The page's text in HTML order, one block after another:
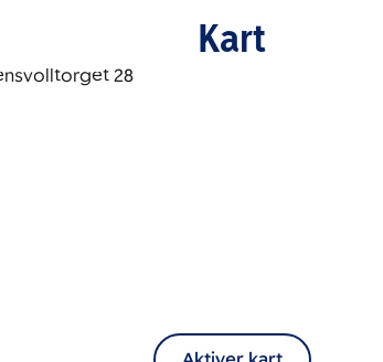
Kart